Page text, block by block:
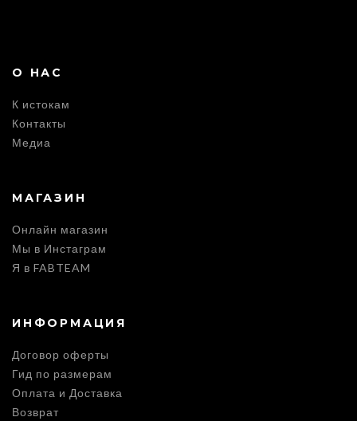
О НАС
К истокам
Контакты
Медиа
МАГАЗИН
Онлайн магазин
Мы в Инстаграм
Я в FABTEAM
ИНФОРМАЦИЯ
Договор оферты
Гид по размерам
Оплата и Доставка
Возврат